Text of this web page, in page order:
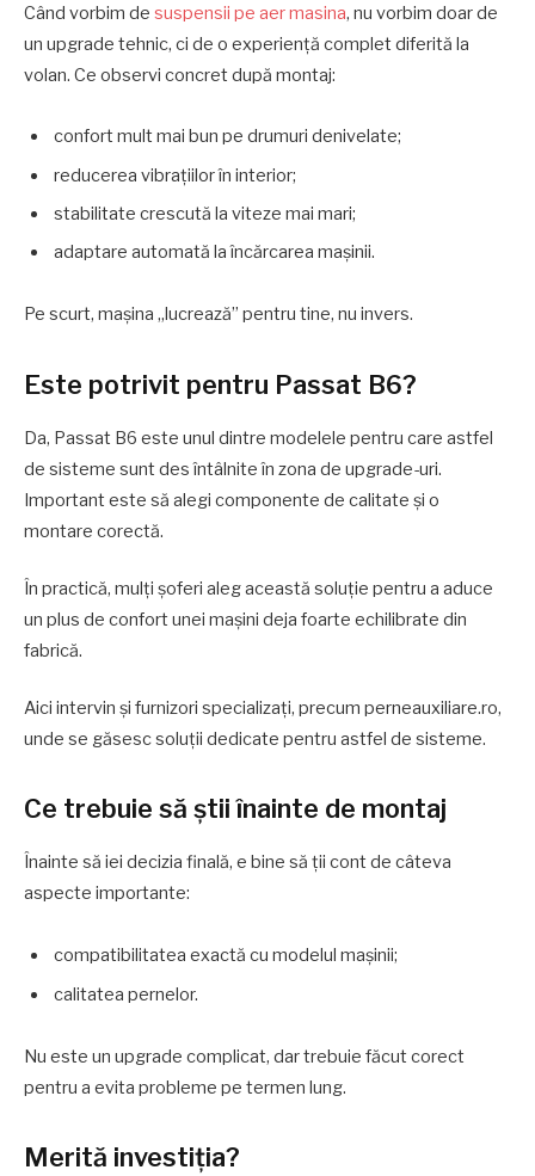
Când vorbim de suspensii pe aer masina, nu vorbim doar de
un upgrade tehnic, ci de o experiență complet diferită la
volan. Ce observi concret după montaj:
confort mult mai bun pe drumuri denivelate;
reducerea vibrațiilor în interior;
stabilitate crescută la viteze mai mari;
adaptare automată la încărcarea mașinii.
Pe scurt, mașina „lucrează” pentru tine, nu invers.
Este potrivit pentru Passat B6?
Da, Passat B6 este unul dintre modelele pentru care astfel
de sisteme sunt des întâlnite în zona de upgrade-uri.
Important este să alegi componente de calitate și o
montare corectă.
În practică, mulți șoferi aleg această soluție pentru a aduce
un plus de confort unei mașini deja foarte echilibrate din
fabrică.
Aici intervin și furnizori specializați, precum perneauxiliare.ro,
unde se găsesc soluții dedicate pentru astfel de sisteme.
Ce trebuie să știi înainte de montaj
Înainte să iei decizia finală, e bine să ții cont de câteva
aspecte importante:
compatibilitatea exactă cu modelul mașinii;
calitatea pernelor.
Nu este un upgrade complicat, dar trebuie făcut corect
pentru a evita probleme pe termen lung.
Merită investiția?